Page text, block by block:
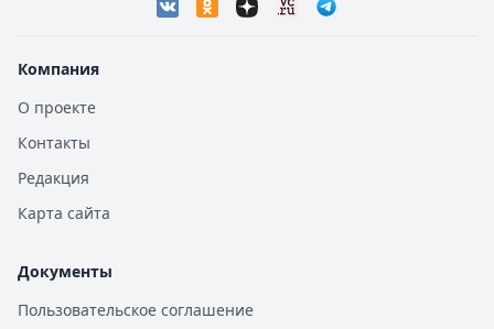
Компания
О проекте
Контакты
Редакция
Карта сайта
Документы
Пользовательское соглашение